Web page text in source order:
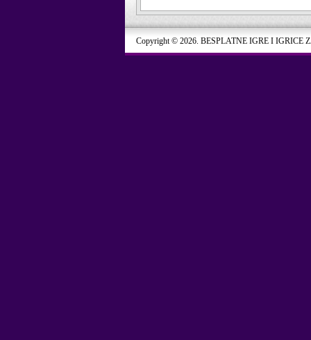
Copyright © 2026. BESPLATNE IGRE I IGRICE